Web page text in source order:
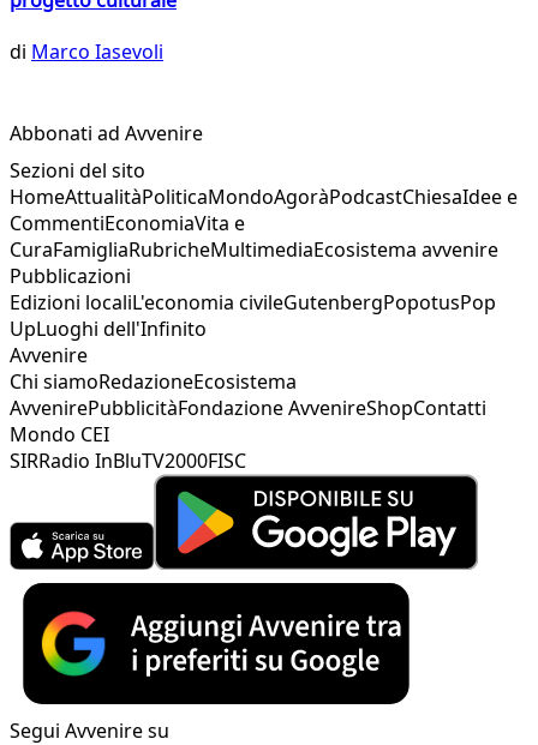
di Marco Iasevoli
Abbonati ad Avvenire
Sezioni del sito
HomeAttualitàPoliticaMondoAgoràPodcastChiesaIdee e
CommentiEconomiaVita e
CuraFamigliaRubricheMultimediaEcosistema avvenire
Pubblicazioni
Edizioni localiL'economia civileGutenbergPopotusPop
UpLuoghi dell'Infinito
Avvenire
Chi siamoRedazioneEcosistema
AvvenirePubblicitàFondazione AvvenireShopContatti
Mondo CEI
SIRRadio InBluTV2000FISC
Segui Avvenire su